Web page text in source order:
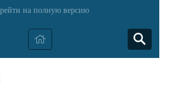
на полную версию